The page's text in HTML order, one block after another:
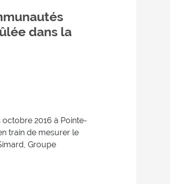
dans la
2016 à Pointe-
train de mesurer le
Groupe